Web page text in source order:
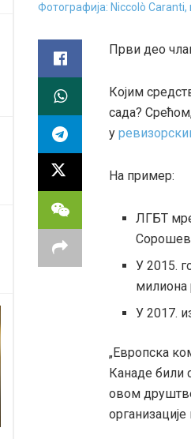
Фотографија: Niccolò
Први део
Којим
сада?
у
На пример:
ЛГБТ
У 2015.
милиона
У 2017.
„Европска
Канаде били
овом